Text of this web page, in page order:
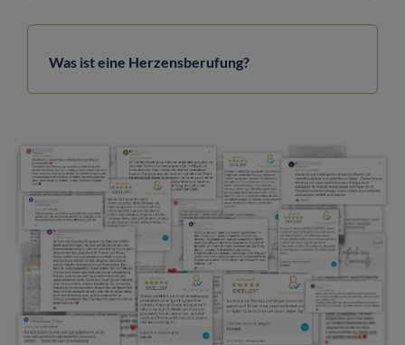
Was ist eine Herzensberufung?